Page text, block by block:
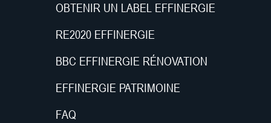
OBTENIR UN LABEL EFFINERGIE
RE2020 EFFINERGIE
BBC EFFINERGIE RÉNOVATION
EFFINERGIE PATRIMOINE
FAQ